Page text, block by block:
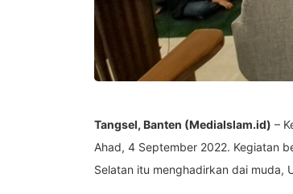
Tangsel, Banten (MediaIslam.id) –
Ahad, 4 September 2022. Kegiatan
Selatan itu menghadirkan dai muda,